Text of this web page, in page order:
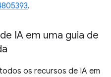
.
IA em uma guia de
os recursos de IA em